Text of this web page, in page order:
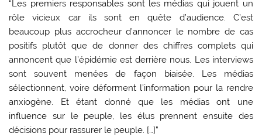
“Les premiers responsables sont les médias qui jouent un
rôle vicieux car ils sont en quête d’audience. C’est
beaucoup plus accrocheur d’annoncer le nombre de cas
positifs plutôt que de donner des chiffres complets qui
annoncent que l’épidémie est derrière nous. Les interviews
sont souvent menées de façon biaisée. Les médias
sélectionnent, voire déforment l’information pour la rendre
anxiogène. Et étant donné que les médias ont une
influence sur le peuple, les élus prennent ensuite des
décisions pour rassurer le peuple. […]”